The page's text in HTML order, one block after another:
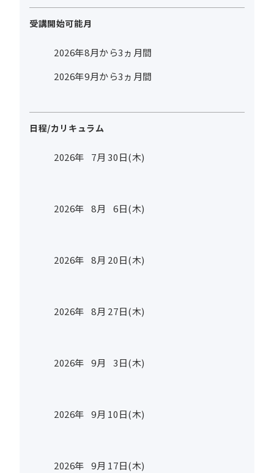
受講開始可能月
2026年8月から3ヵ月間
2026年9月から3ヵ月間
日程/カリキュラム
2026年 7月 30日(木)
2026年 8月 6日(木)
2026年 8月 20日(木)
2026年 8月 27日(木)
2026年 9月 3日(木)
2026年 9月 10日(木)
2026年 9月 17日(木)